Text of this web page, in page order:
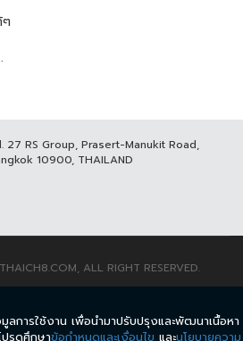
27 RS Group, Prasert-Manukit Road,
10900, THAILAND
ALL RIGHT RESERVED.
ลการใช้งาน เพื่อนำมาปรับปรุงและพัฒนาเนื้อหา
รดศึกษาข้อกำหนดและเงื่อนไข และนโยบายความ